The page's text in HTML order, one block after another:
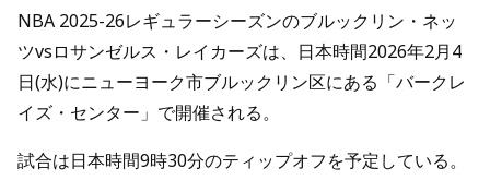
NBA 2025-26レギュラーシーズンのブルックリン・ネッ
ツvsロサンゼルス・レイカーズは、日本時間2026年2月4
日(水)にニューヨーク市ブルックリン区にある「バークレ
イズ・センター」で開催される。
試合は日本時間9時30分のティップオフを予定している。